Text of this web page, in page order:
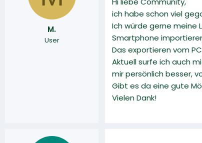
l
M.
User
ich habe schon viel
Ich würde gerne meine
Smartphone
Das exportieren vom
Aktuell surfe ich auch
mir persönlich besser,
Gibt es da eine gute
Vielen Dank!